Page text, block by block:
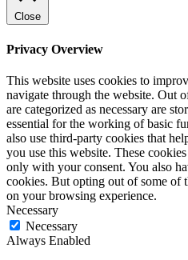
Close
Privacy Overview
This website uses cookies to
navigate through the website. Out
are categorized as necessary are
essential for the working of basic
also use third-party cookies that
you use this website. These
only with your consent. You also
cookies. But opting out of some of
on your browsing experience.
Necessary
Necessary
Always Enabled